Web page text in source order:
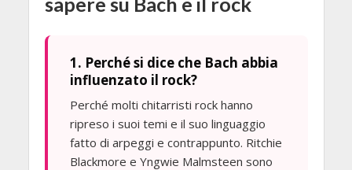
1. Perché si dice che Bach abbia
influenzato il rock?
Perché molti chitarristi rock hanno
ripreso i suoi temi e il suo linguaggio
fatto di arpeggi e contrappunto. Ritchie
Blackmore e Yngwie Malmsteen sono